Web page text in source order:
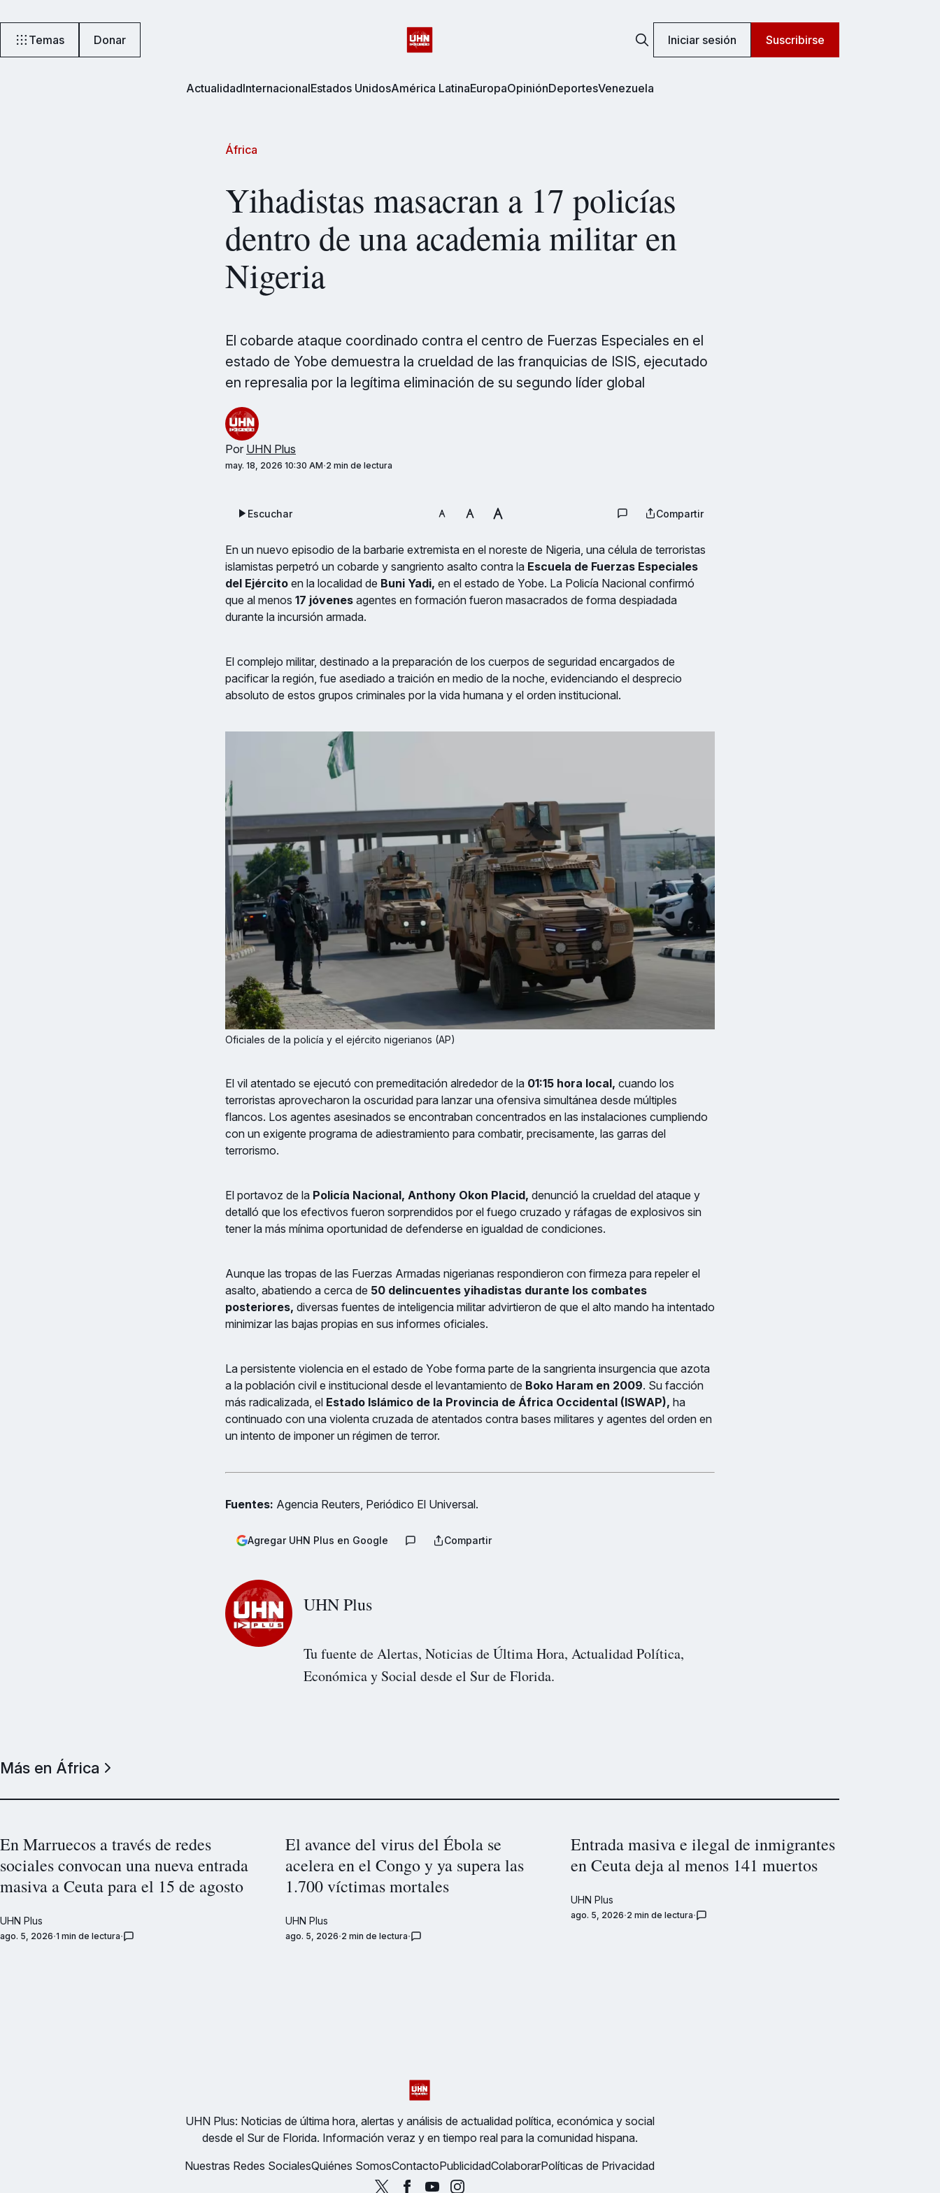
Temas Donar Iniciar sesión Suscribirse
ActualidadInternacionalEstados UnidosAmérica LatinaEuropaOpiniónDeportesVenezuela
África
Yihadistas masacran a 17 policías
dentro de una academia militar en
Nigeria
El cobarde ataque coordinado contra el centro de Fuerzas Especiales en el
estado de Yobe demuestra la crueldad de las franquicias de ISIS, ejecutado
en represalia por la legítima eliminación de su segundo líder global
Por UHN Plus
may. 18, 2026 10:30 AM 2 min de lectura
Escuchar Compartir
En un nuevo episodio de la barbarie extremista en el noreste de Nigeria, una célula de terroristas
islamistas perpetró un cobarde y sangriento asalto contra la Escuela de Fuerzas Especiales
del Ejército en la localidad de Buni Yadi, en el estado de Yobe. La Policía Nacional confirmó
que al menos 17 jóvenes agentes en formación fueron masacrados de forma despiadada
durante la incursión armada.
El complejo militar, destinado a la preparación de los cuerpos de seguridad encargados de
pacificar la región, fue asediado a traición en medio de la noche, evidenciando el desprecio
absoluto de estos grupos criminales por la vida humana y el orden institucional.
Oficiales de la policía y el ejército nigerianos (AP)
El vil atentado se ejecutó con premeditación alrededor de la 01:15 hora local, cuando los
terroristas aprovecharon la oscuridad para lanzar una ofensiva simultánea desde múltiples
flancos. Los agentes asesinados se encontraban concentrados en las instalaciones cumpliendo
con un exigente programa de adiestramiento para combatir, precisamente, las garras del
terrorismo.
El portavoz de la Policía Nacional, Anthony Okon Placid, denunció la crueldad del ataque y
detalló que los efectivos fueron sorprendidos por el fuego cruzado y ráfagas de explosivos sin
tener la más mínima oportunidad de defenderse en igualdad de condiciones.
Aunque las tropas de las Fuerzas Armadas nigerianas respondieron con firmeza para repeler el
asalto, abatiendo a cerca de 50 delincuentes yihadistas durante los combates
posteriores, diversas fuentes de inteligencia militar advirtieron de que el alto mando ha intentado
minimizar las bajas propias en sus informes oficiales.
La persistente violencia en el estado de Yobe forma parte de la sangrienta insurgencia que azota
a la población civil e institucional desde el levantamiento de Boko Haram en 2009. Su facción
más radicalizada, el Estado Islámico de la Provincia de África Occidental (ISWAP), ha
continuado con una violenta cruzada de atentados contra bases militares y agentes del orden en
un intento de imponer un régimen de terror.
Fuentes: Agencia Reuters, Periódico El Universal.
Agregar UHN Plus en Google Compartir
UHN Plus
Tu fuente de Alertas, Noticias de Última Hora, Actualidad Política,
Económica y Social desde el Sur de Florida.
Más en África
En Marruecos a través de redes
sociales convocan una nueva entrada
masiva a Ceuta para el 15 de agosto
UHN Plus
ago. 5, 2026 1 min de lectura
El avance del virus del Ébola se
acelera en el Congo y ya supera las
1.700 víctimas mortales
UHN Plus
ago. 5, 2026 2 min de lectura
Entrada masiva e ilegal de inmigrantes
en Ceuta deja al menos 141 muertos
UHN Plus
ago. 5, 2026 2 min de lectura
UHN Plus: Noticias de última hora, alertas y análisis de actualidad política, económica y social
desde el Sur de Florida. Información veraz y en tiempo real para la comunidad hispana.
Nuestras Redes SocialesQuiénes SomosContactoPublicidadColaborarPolíticas de Privacidad